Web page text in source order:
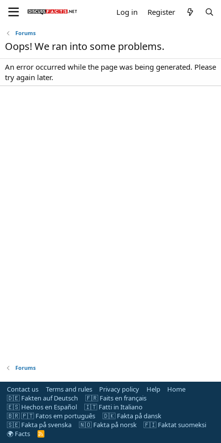
Log in Register
Forums
Oops! We ran into some problems.
An error occurred while the page was being generated. Please
try again later.
Forums
Contact us Terms and rules Privacy policy Help
Home
🇩🇪 Fakten auf Deutsch
🇫🇷 Faits en français
🇪🇸 Hechos en Español
🇮🇹 Fatti in Italiano
🇧🇷 🇵🇹 Fatos em português
🇩🇰 Fakta på dansk
🇸🇪 Fakta på svenska
🇳🇴 Fakta på norsk
🇫🇮 Faktat suomeksi
🌍 Facts
R